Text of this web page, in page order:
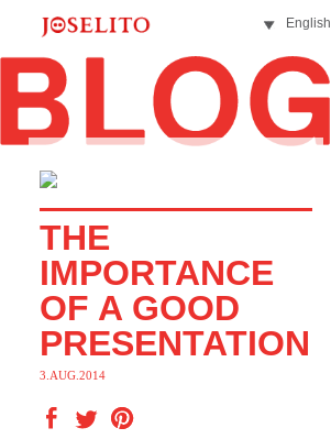
English
THE
IMPORTANCE
OF A GOOD
PRESENTATION
3.AUG.2014